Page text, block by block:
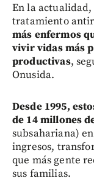
En la
tratamiento
más enfermos
vivir vidas más
productivas,
Onusida.
Desde 1995,
de 14 millones
subsahariana)
ingresos,
que más gente
sus familias.